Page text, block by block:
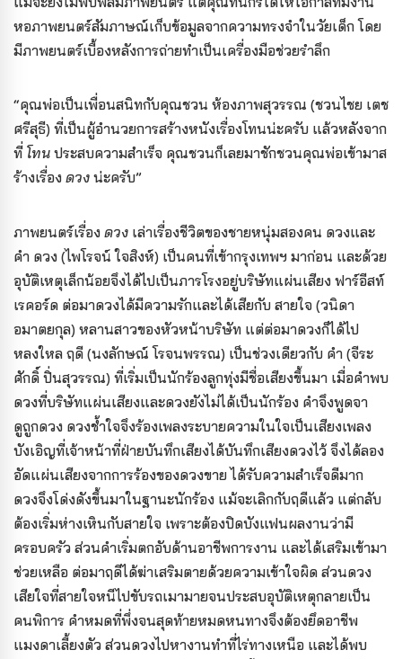
หอภาพยนตร์สัมภาษณ์เก็บข้อมูลจากความทรงจำในวัยเด็ก โดย
มีภาพยนตร์เบื้องหลังการถ่ายทำเป็นเครื่องมือช่วยรำลึก
“คุณพ่อเป็นเพื่อนสนิทกับคุณชวน ห้องภาพสุวรรณ (ชวนไชย เตช
ศรีสุธี) ที่เป็นผู้อำนวยการสร้างหนังเรื่องโทนน่ะครับ แล้วหลังจาก
ที่ โทน ประสบความสำเร็จ คุณชวนก็เลยมาชักชวนคุณพ่อเข้ามาส
ร้างเรื่อง ดวง น่ะครับ”
ภาพยนตร์เรื่อง ดวง เล่าเรื่องชีวิตของชายหนุ่มสองคน ดวงและ
คำ ดวง (ไพโรจน์ ใจสิงห์) เป็นคนที่เข้ากรุงเทพฯ มาก่อน และด้วย
อุบัติเหตุเล็กน้อยจึงได้ไปเป็นภารโรงอยู่บริษัทแผ่นเสียง ฟาร์อีสท์
เรคอร์ด ต่อมาดวงได้มีความรักและได้เสียกับ สายใจ (วนิดา
อมาตยกุล) หลานสาวของหัวหน้าบริษัท แต่ต่อมาดวงก็ได้ไป
หลงใหล ฤดี (นงลักษณ์ โรจนพรรณ) เป็นช่วงเดียวกับ คำ (จีระ
ศักดิ์ ปิ่นสุวรรณ) ที่เริ่มเป็นนักร้องลูกทุ่งมีชื่อเสียงขึ้นมา เมื่อคำพบ
ดวงที่บริษัทแผ่นเสียงและดวงยังไม่ได้เป็นนักร้อง คำจึงพูดจา
ดูถูกดวง ดวงช้ำใจจึงร้องเพลงระบายความในใจเป็นเสียงเพลง
บังเอิญที่เจ้าหน้าที่ฝ่ายบันทึกเสียงได้บันทึกเสียงดวงไว้ จึงได้ลอง
อัดแผ่นเสียงจากการร้องของดวงขาย ได้รับความสำเร็จดีมาก
ดวงจึงโด่งดังขึ้นมาในฐานะนักร้อง แม้จะเลิกกับฤดีแล้ว แต่กลับ
ต้องเริ่มห่างเหินกับสายใจ เพราะต้องปิดบังแฟนผลงานว่ามี
ครอบครัว ส่วนคำเริ่มตกอับด้านอาชีพการงาน และได้เสริมเข้ามา
ช่วยเหลือ ต่อมาฤดีได้ฆ่าเสริมตายด้วยความเข้าใจผิด ส่วนดวง
เสียใจที่สายใจหนีไปขับรถเมามายจนประสบอุบัติเหตุกลายเป็น
คนพิการ คำหมดที่พึ่งจนสุดท้ายหมดหนทางจึงต้องยึดอาชีพ
แมงดาเลี้ยงตัว ส่วนดวงไปหางานทำที่ไร่ทางเหนือ และได้พบ